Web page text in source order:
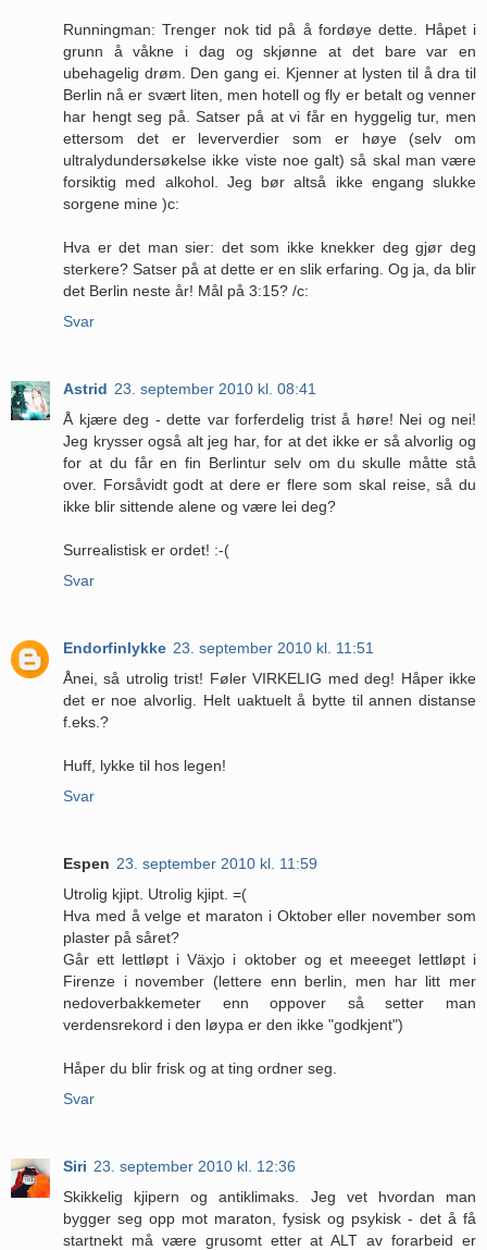
Runningman: Trenger nok tid på å fordøye dette. Håpet i
grunn å våkne i dag og skjønne at det bare var en
ubehagelig drøm. Den gang ei. Kjenner at lysten til å dra til
Berlin nå er svært liten, men hotell og fly er betalt og venner
har hengt seg på. Satser på at vi får en hyggelig tur, men
ettersom det er leververdier som er høye (selv om
ultralydundersøkelse ikke viste noe galt) så skal man være
forsiktig med alkohol. Jeg bør altså ikke engang slukke
sorgene mine )c:
Hva er det man sier: det som ikke knekker deg gjør deg
sterkere? Satser på at dette er en slik erfaring. Og ja, da blir
det Berlin neste år! Mål på 3:15? /c:
Svar
Astrid 23. september 2010 kl. 08:41
Å kjære deg - dette var forferdelig trist å høre! Nei og nei!
Jeg krysser også alt jeg har, for at det ikke er så alvorlig og
for at du får en fin Berlintur selv om du skulle måtte stå
over. Forsåvidt godt at dere er flere som skal reise, så du
ikke blir sittende alene og være lei deg?
Surrealistisk er ordet! :-(
Svar
Endorfinlykke 23. september 2010 kl. 11:51
Ånei, så utrolig trist! Føler VIRKELIG med deg! Håper ikke
det er noe alvorlig. Helt uaktuelt å bytte til annen distanse
f.eks.?
Huff, lykke til hos legen!
Svar
Espen 23. september 2010 kl. 11:59
Utrolig kjipt. Utrolig kjipt. =(
Hva med å velge et maraton i Oktober eller november som
plaster på såret?
Går ett lettløpt i Växjo i oktober og et meeeget lettløpt i
Firenze i november (lettere enn berlin, men har litt mer
nedoverbakkemeter enn oppover så setter man
verdensrekord i den løypa er den ikke "godkjent")
Håper du blir frisk og at ting ordner seg.
Svar
Siri 23. september 2010 kl. 12:36
Skikkelig kjipern og antiklimaks. Jeg vet hvordan man
bygger seg opp mot maraton, fysisk og psykisk - det å få
startnekt må være grusomt etter at ALT av forarbeid er